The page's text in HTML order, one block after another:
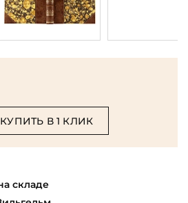
КУПИТЬ В 1 КЛИК
складе